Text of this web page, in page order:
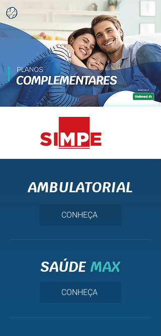
AMBULATORIAL
CONHEÇA
SAÚDE MAX
CONHEÇA